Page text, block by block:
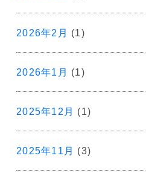
2026年2月 (1)
2026年1月 (1)
2025年12月 (1)
2025年11月 (3)